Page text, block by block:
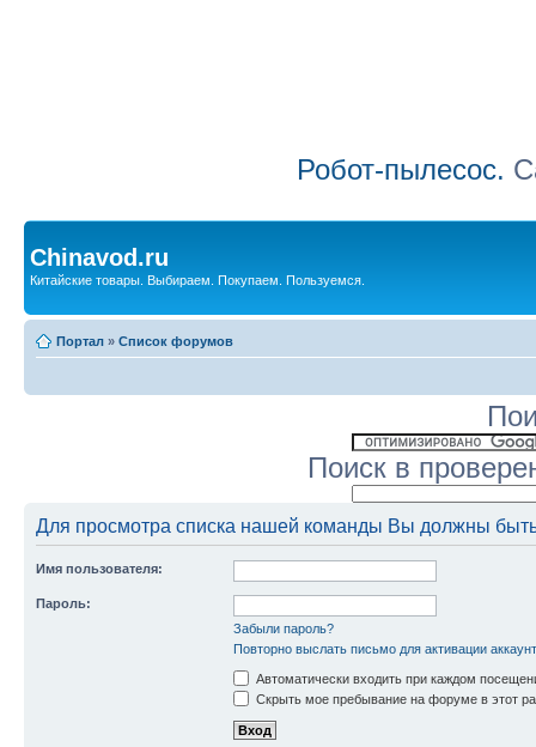
Робот-пылесос.
Chinavod.ru
Китайские товары. Выбираем. Покупаем. Пользуемся.
Портал » Список форумов
Поиск в
Для просмотра списка нашей команды Вы должны
Имя пользователя:
Пароль:
Забыли пароль?
Повторно выслать письмо для активации
Автоматически входить при каждом
Скрыть мое пребывание на форуме в этот